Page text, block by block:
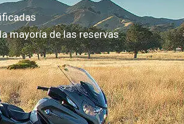
mayoría de las reservas